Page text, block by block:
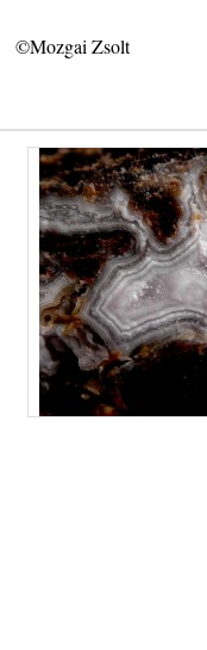
©Mozgai Zsolt